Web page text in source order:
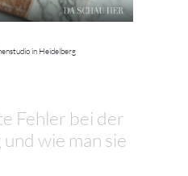
in Heidelberg
Fehler bei der
wie man sie